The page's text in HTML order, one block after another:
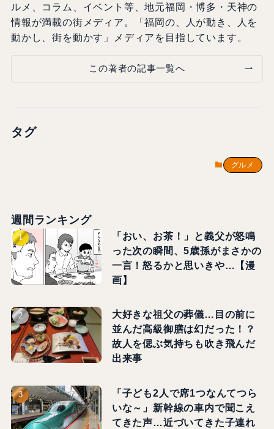
ルメ、コラム、イベント等、地元福岡・博多・天神の
情報が満載の街メディア。「福岡の、人が動き、人を
動かし、街を動かす」メディアを目指しています。
この著者の記事一覧へ
タグ
グルメ
週間ランキング
「おい、お茶！」と義父が怒鳴
った次の瞬間、5歳孫がまさかの
一言！怒るかと思いきや…【漫
画】
大好きな祖父の葬儀…目の前に
並んだ高級御膳は幻だった！？
故人を偲ぶ気持ちも吹き飛んだ
出来事
「子ども2人で席1つなんてつら
いな～」新幹線の車内で聞こえ
てきた声…近づいてきた子連れ